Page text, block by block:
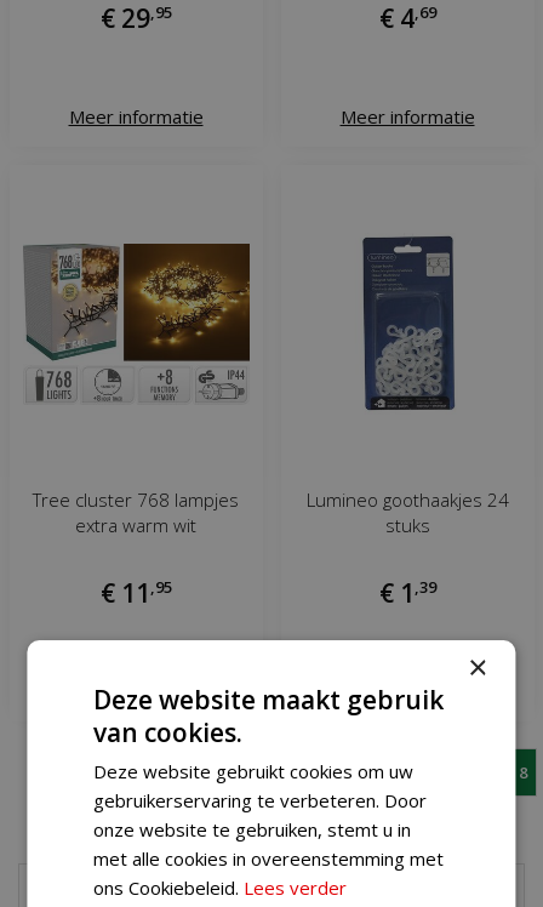
€ 29, 95
Meer informatie
€ 4 69
Meer informatie
Tree cluster 768 lampjes
extra warm wit
€ 11 95
Meer informatie
Lumineo goothaakjes 24
stuks
€ 1 39
Meer informatie
1 3 4 5 8
×
Deze website maakt gebruik
van cookies.
Deze website gebruikt cookies om uw
gebruikerservaring te verbeteren. Door
onze website te gebruiken, stemt u in
met alle cookies in overeenstemming met
ons Cookiebeleid. Lees verder